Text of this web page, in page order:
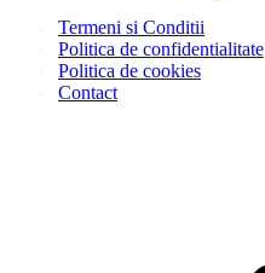
Termeni si Conditii
Politica de confidentialitate
Politica de cookies
Contact